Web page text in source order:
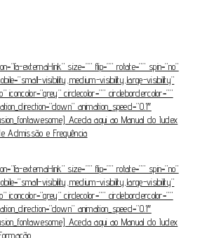
external-link” size=”” flip=”” rotate=”” spin=”no”
visibility,medium-visibility,large-visibility”
iconcolor=”grey” circlecolor=”” circlebordercolor=””
animation_speed=”0.1″
Aceda aqui ao Manual do Iudex
Admissão e Frequência
external-link” size=”” flip=”” rotate=”” spin=”no”
visibility,medium-visibility,large-visibility”
iconcolor=”grey” circlecolor=”” circlebordercolor=””
animation_speed=”0.1″
Aceda aqui ao Manual do Iudex